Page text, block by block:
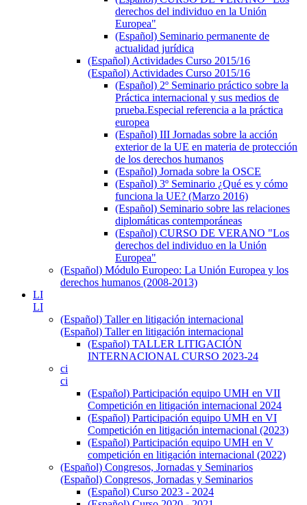
derechos del individuo en la Unión
Europea"
(Español) Seminario permanente de
actualidad jurídica
(Español) Actividades Curso 2015/16
(Español) Actividades Curso 2015/16
(Español) 2º Seminario práctico sobre la
Práctica internacional y sus medios de
prueba.Especial referencia a la práctica
europea
(Español) III Jornadas sobre la acción
exterior de la UE en materia de protección
de los derechos humanos
(Español) Jornada sobre la OSCE
(Español) 3º Seminario ¿Qué es y cómo
funciona la UE? (Marzo 2016)
(Español) Seminario sobre las relaciones
diplomáticas contemporáneas
(Español) CURSO DE VERANO "Los
derechos del individuo en la Unión
Europea"
(Español) Módulo Europeo: La Unión Europea y los
derechos humanos (2008-2013)
LI
LI
(Español) Taller en litigación internacional
(Español) Taller en litigación internacional
(Español) TALLER LITIGACIÓN
INTERNACIONAL CURSO 2023-24
ci
ci
(Español) Participación equipo UMH en VII
Competición en litigación internacional 2024
(Español) Participación equipo UMH en VI
Competición en litigación internacional (2023)
(Español) Participación equipo UMH en V
competición en litigación internacional (2022)
(Español) Congresos, Jornadas y Seminarios
(Español) Congresos, Jornadas y Seminarios
(Español) Curso 2023 - 2024